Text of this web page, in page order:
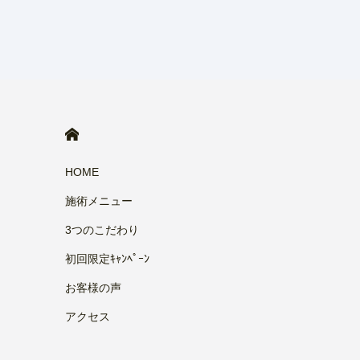
HOME
施術メニュー
3つのこだわり
初回限定ｷｬﾝﾍﾟｰﾝ
お客様の声
アクセス